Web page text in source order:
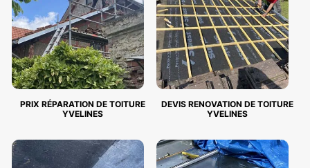
PRIX RÉPARATION DE TOITURE
YVELINES
DEVIS RENOVATION DE TOITURE
YVELINES